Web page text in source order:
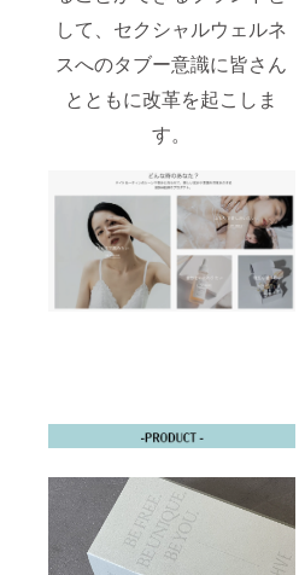
して、セクシャルウェルネ
スへのタブー意識に皆さん
とともに改革を起こしま
す。